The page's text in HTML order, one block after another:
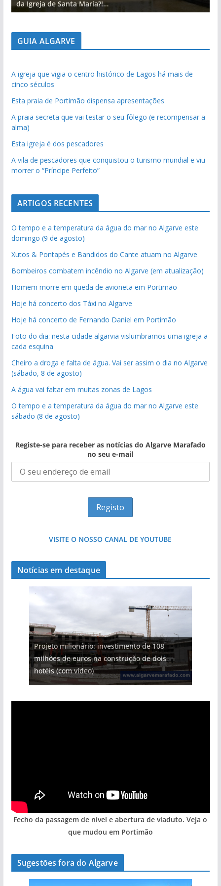
da Igreja de Santa Maria?!…
GUIA ALGARVE
A igreja que vigia o centro histórico de Lagos há mais de
cinco séculos
Esta praia de Portimão dispensa apresentações
A praia secreta que vai testar o seu fôlego (e recompensar a
alma)
Esta igreja é dos pescadores
A vila de pescadores que conquistou o turismo mundial e viu
morrer o “Príncipe Perfeito”
ARTIGOS RECENTES
O tempo e a temperatura da água do mar no Algarve este
domingo (9 de agosto)
Xutos & Pontapés e Bandidos do Cante atuam no Algarve
Bombeiros combatem incêndio no Algarve (em atualização)
Homem morre em queda de avioneta em Portimão
Hoje há concerto dos Táxi no Algarve
Hoje há concerto de Fernando Daniel em Portimão
Foto do dia: nesta cidade algarvia vislumbramos uma igreja a
cada esquina
Cheiro a droga e falta de água. Vai ser assim o dia no Algarve
(sábado, 8 de agosto)
A água vai faltar em muitas zonas de Lagos
O tempo e a temperatura da água do mar no Algarve este
sábado (8 de agosto)
Registe-se para receber as notícias do Algarve Marafado
no seu e-mail
VISITE O NOSSO CANAL DE YOUTUBE
Notícias em destaque
Projeto milionário: investimento de 108
milhões de euros na construção de dois
hotéis (com vídeo)
Tempestades roubam areia de praias e põem
arribas em risco no Algarve (com vídeo)
Foto do dia: uma cidade algarvia que cresceu
entre redes e fábricas
Milagre da água. Fontes emblemáticas do
Algarve voltam a ter vida (com vídeo)
Tapas do mar a 3 euros cada. Nova rota
gastronómica nasce no Algarve
Fecho da passagem de nível e abertura de viaduto. Veja o
que mudou em Portimão
Sugestões fora do Algarve